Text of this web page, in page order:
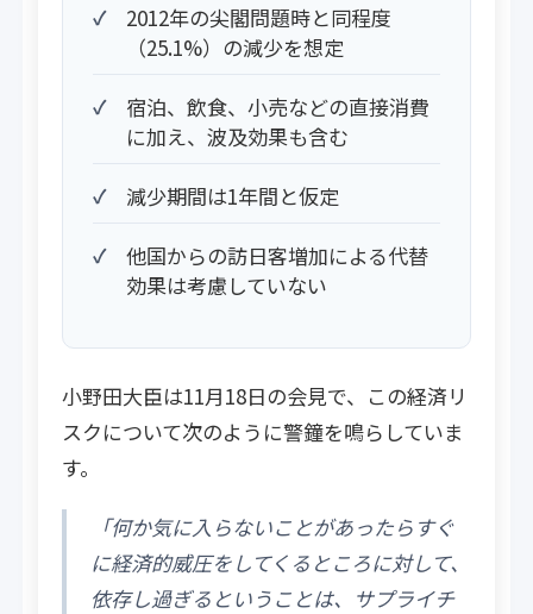
2012年の尖閣問題時と同程度
（25.1%）の減少を想定
宿泊、飲食、小売などの直接消費
に加え、波及効果も含む
減少期間は1年間と仮定
他国からの訪日客増加による代替
効果は考慮していない
小野田大臣は11月18日の会見で、この経済リ
スクについて次のように警鐘を鳴らしていま
す。
「何か気に入らないことがあったらすぐ
に経済的威圧をしてくるところに対して、
依存し過ぎるということは、サプライチ